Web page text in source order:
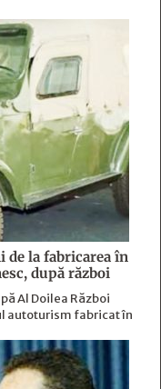
de la fabricarea în
după război
Al Doilea Război
autoturism fabricat în